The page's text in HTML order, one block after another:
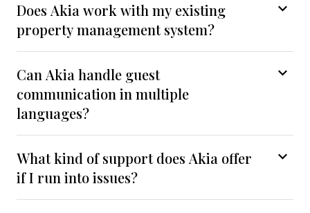
Does Akia work with my existing
property management system?
Can Akia handle guest
communication in multiple
languages?
What kind of support does Akia offer
if I run into issues?